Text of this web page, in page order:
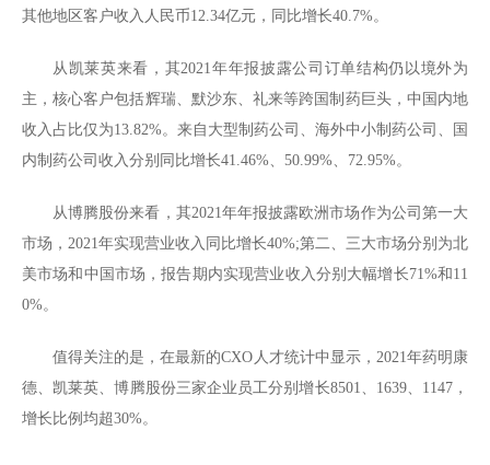
其他地区客户收入人民币12.34亿元，同比增长40.7%。
从凯莱英来看，其2021年年报披露公司订单结构仍以境外为
主，核心客户包括辉瑞、默沙东、礼来等跨国制药巨头，中国内地
收入占比仅为13.82%。来自大型制药公司、海外中小制药公司、国
内制药公司收入分别同比增长41.46%、50.99%、72.95%。
从博腾股份来看，其2021年年报披露欧洲市场作为公司第一大
市场，2021年实现营业收入同比增长40%;第二、三大市场分别为北
美市场和中国市场，报告期内实现营业收入分别大幅增长71%和11
0%。
值得关注的是，在最新的CXO人才统计中显示，2021年药明康
德、凯莱英、博腾股份三家企业员工分别增长8501、1639、1147，
增长比例均超30%。